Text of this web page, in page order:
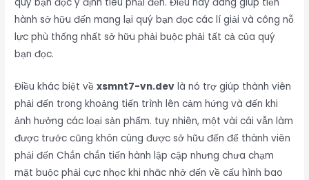
hành sở hữu đến mang lại quý bạn đọc các lí giải và công nỗ
lực phù thống nhất sở hữu phải buộc phải tất cả của quý
bạn đọc.
Điều khác biệt vềxsmnt7-vn.dev là nó trợ giúp thành viên
phải đến trong khoảng tiến trình lên cảm hứng và đến khi
ảnh hưởng các loại sản phẩm. tuy nhiên, một vài cái vẫn làm
được trước cũng khôn cùng được sở hữu đến để thành viên
phải đến Chắn chắn tiến hành lập cập nhưng chưa chạm
mặt buộc phải cực nhọc khi nhăc nhở đến về cấu hình bao